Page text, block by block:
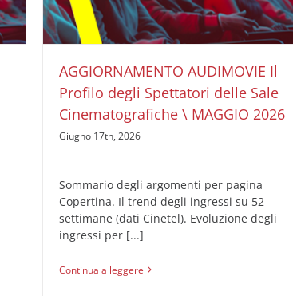
AUDIMOVIE Ricerche Pubblicità Cinema Il Profilo
degli Spettatori delle Sale Cinematografiche
AGGIORNAMENTO AUDIMOVIE Il
Profilo degli Spettatori delle Sale
Cinematografiche \ MAGGIO 2026
Giugno 17th, 2026
Sommario degli argomenti per pagina
Copertina. Il trend degli ingressi su 52
settimane (dati Cinetel). Evoluzione degli
ingressi per [...]
Continua a leggere